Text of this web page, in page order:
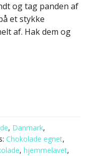
og tag panden af
et stykke
af. Hak dem og
, Danmark,
Chokolade egnet,
, hjemmelavet,